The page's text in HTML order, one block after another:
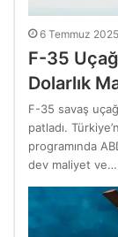
6 Temmuz 2025
F-35
Dolarlık
F-35 savaş
patladı.
programında
dev maliyet ve…